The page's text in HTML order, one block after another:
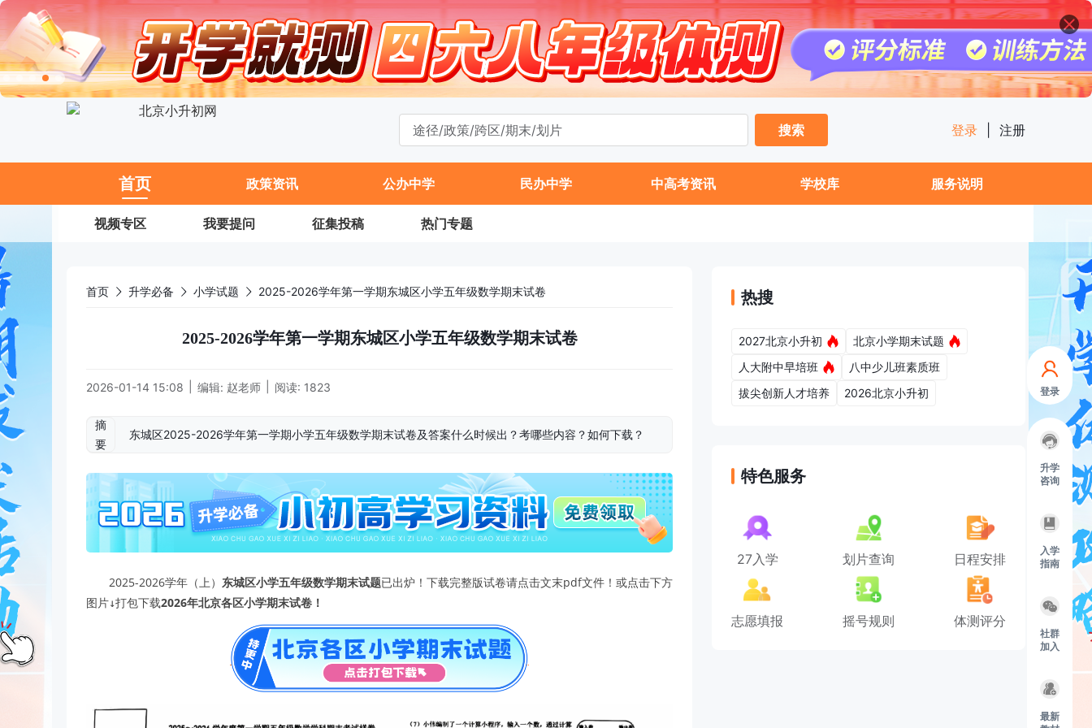
登录
升学
咨询
入学
指南
社群
加入
最新
搜索
登录 注册
首页 政策资讯 公办中学 民办中学 中高考资讯 学校库 服务说明
视频专区 我要提问 征集投稿 热门专题
首页 升学必备 小学试题 2025-2026学年第一学期东城区小学五年级数学期末试卷
2025-2026学年第一学期东城区小学五年级数学期末试卷
2026-01-14 15:08 编辑: 赵老师 阅读: 1823
摘
要
东城区2025-2026学年第一学期小学五年级数学期末试卷及答案什么时候出？考哪些内容？如何下载？
2025-2026学年（上） 东城区小学五年级数学期末试题已出炉！下载完整版试卷请点击文末pdf文件！或点击下方
图片↓打包下载2026年北京各区小学期末试卷！
热搜
2027北京小升初
北京小学期末试题
人大附中早培班
八中少儿班素质班
拔尖创新人才培养
2026北京小升初
特色服务
27入学 划片查询 日程安排
志愿填报 摇号规则 体测评分